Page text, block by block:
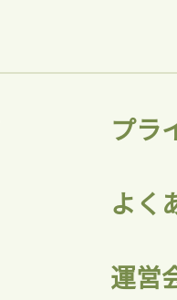
プラ
よく
運営